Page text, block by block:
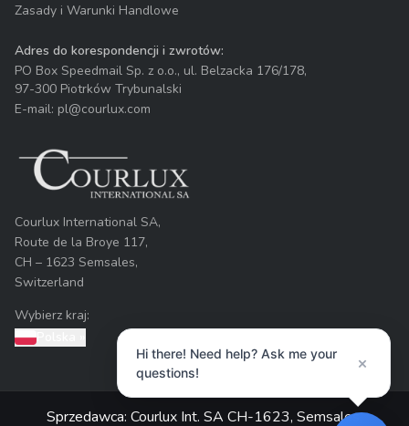
Zasady i Warunki Handlowe
Adres do korespondencji i zwrotów:
PO Box Speedmail Sp. z o.o., ul. Belzacka 176/178,
97-300 Piotrków Trybunalski
E-mail: pl@courlux.com
Courlux International SA,
Route de la Broye 117,
CH – 1623 Semsales,
Switzerland
Wybierz kraj:
Sprzedawca: Courlux Int. SA CH-1623, Semsales,
Hi there! Need help? Ask me your
questions!
×